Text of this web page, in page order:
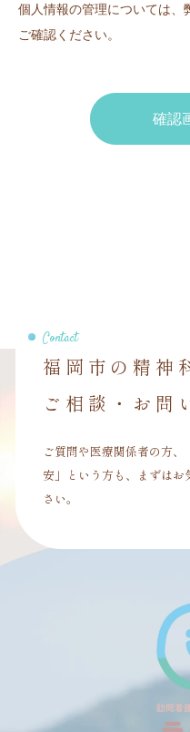
個人情報の管理については、
ご確認ください。
Contact
福岡市の精神
ご相談・お問
ご質問や医療関係者の方
安」という方も、まずは
さい。